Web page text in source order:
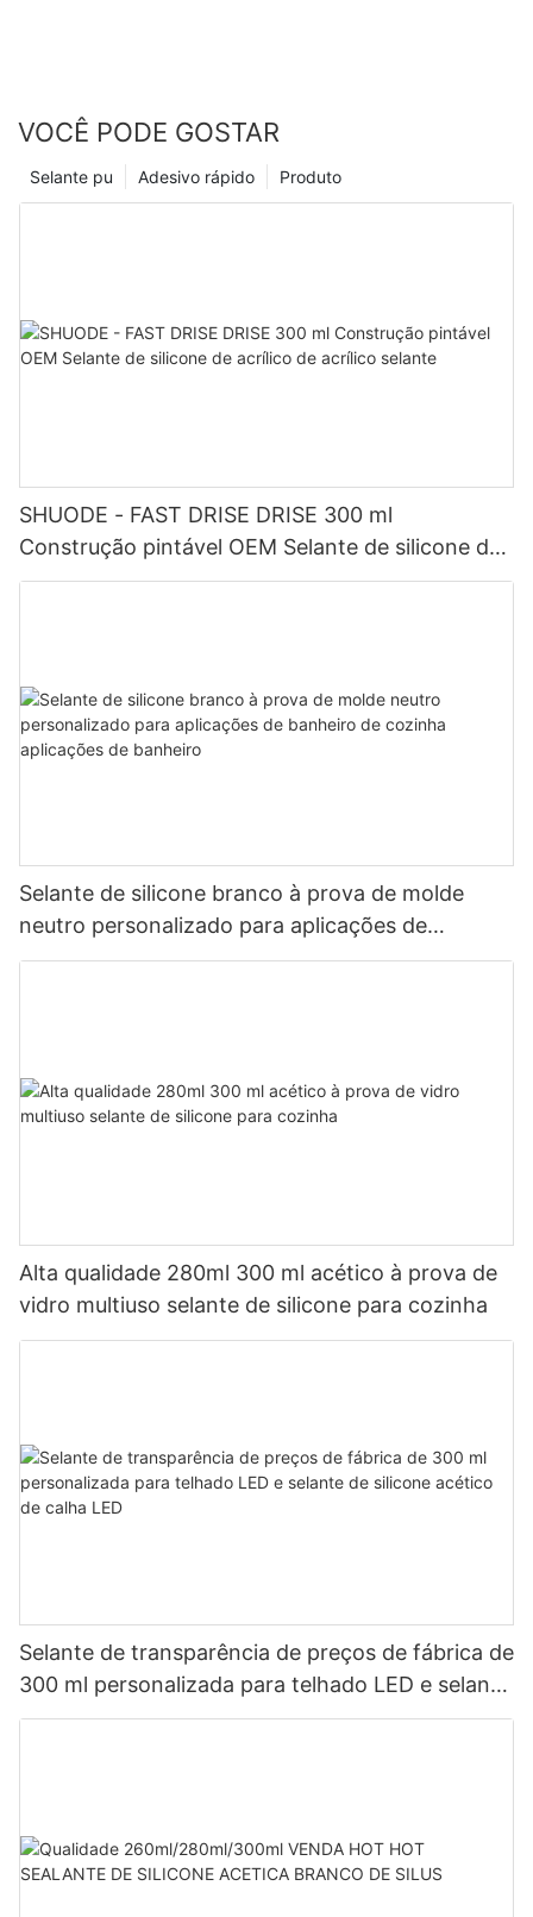
VOCÊ PODE GOSTAR
Produto
Adesivo rápido
Selante pu
SHUODE - FAST DRISE DRISE 300 ml
Construção pintável OEM Selante de silicone de
acrílico de acrílico selante
Selante de silicone branco à prova de molde
neutro personalizado para aplicações de
banheiro de cozinha aplicações de banheiro
Alta qualidade 280ml 300 ml acético à prova de
vidro multiuso selante de silicone para cozinha
Selante de transparência de preços de fábrica de
300 ml personalizada para telhado LED e selante
de silicone acético de calha LED